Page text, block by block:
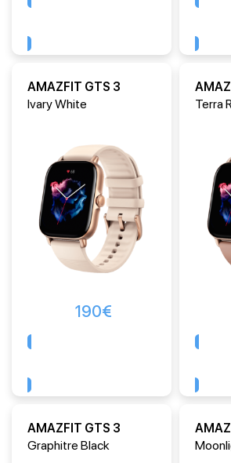
AMAZFIT GTS 3
Ivary White
190€
Terra
AMAZFIT GTS 3
Graphitre Black